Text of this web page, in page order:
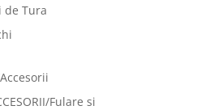
de Tura
Fulare si